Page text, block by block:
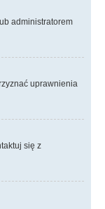
administratorem
uprawnienia
się z